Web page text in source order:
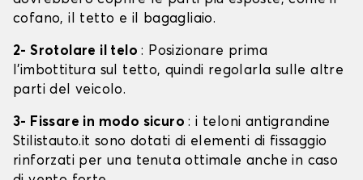
cofano, il tetto e il bagagliaio.
2- Srotolare il telo: Posizionare prima
l'imbottitura sul tetto, quindi regolarla sulle altre
parti del veicolo.
3- Fissare in modo sicuro: i teloni antigrandine
Stilistauto.it sono dotati di elementi di fissaggio
rinforzati per una tenuta ottimale anche in caso